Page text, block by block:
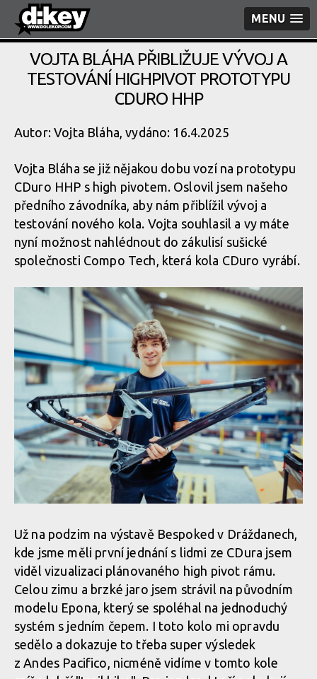
MENU
VOJTA BLÁHA PŘIBLIŽUJE VÝVOJ A
TESTOVÁNÍ HIGHPIVOT PROTOTYPU
CDURO HHP
Autor: Vojta Bláha, vydáno: 16.4.2025
Vojta Bláha se již nějakou dobu vozí na prototypu
CDuro HHP s high pivotem. Oslovil jsem našeho
předního závodníka, aby nám přiblížil vývoj a
testování nového kola. Vojta souhlasil a vy máte
nyní možnost nahlédnout do zákulisí sušické
společnosti Compo Tech, která kola CDuro vyrábí.
Už na podzim na výstavě Bespoked v Dráždanech,
kde jsme měli první jednání s lidmi ze CDura jsem
viděl vizualizaci plánovaného high pivot rámu.
Celou zimu a brzké jaro jsem strávil na původním
modelu Epona, který se spoléhal na jednoduchý
systém s jedním čepem. I toto kolo mi opravdu
sedělo a dokazuje to třeba super výsledek
z Andes Pacifico, nicméně vidíme v tomto kole